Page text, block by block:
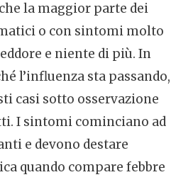
la maggior parte dei
o con sintomi molto
e niente di più. In
l’influenza sta passando,
casi sotto osservazione
I sintomi cominciano ad
e devono destare
quando compare febbre